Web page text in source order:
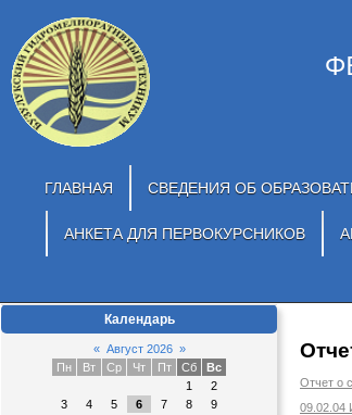
ГЛАВНАЯ СВЕДЕНИЯ ОБ
АНКЕТА ДЛЯ ПЕРВОКУРСНИКОВ
Календарь
« Август 2026 »
Пн
Вт Ср Чт Пт Сб
Вс
1
2
3
4 5 6 7 8
9
Отчет о
09.02.04